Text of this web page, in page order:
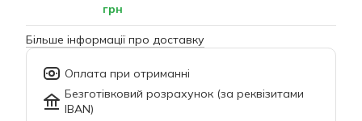
грн
Більше інформації про доставку
Оплата при отриманні
Безготівковий розрахунок (за реквізитами
IBAN)